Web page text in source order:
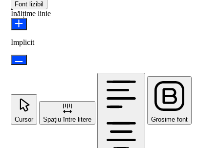
Font lizibil
Înălțime linie
Implicit
Cursor Spațiu între litere Grosime font